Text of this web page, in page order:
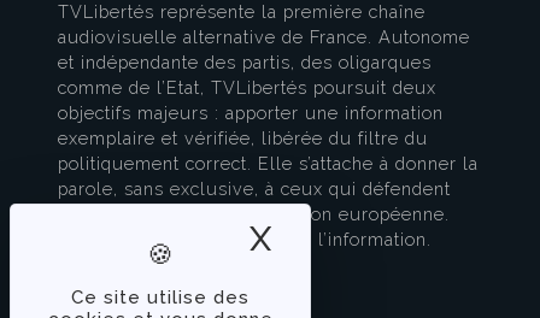
Ce site utilise des
X Masquer le
TVLibertés représente la première chaîne
audiovisuelle alternative de France. Autonome
et indépendante des partis, des oligarques
comme de l’Etat, TVLibertés poursuit deux
objectifs majeurs : apporter une information
exemplaire et vérifiée, libérée du filtre du
politiquement correct. Elle s’attache à donner la
parole, sans exclusive, à ceux qui défendent
l’esprit français et la civilisation européenne.
TVLibertés est à la pointe de l’information.